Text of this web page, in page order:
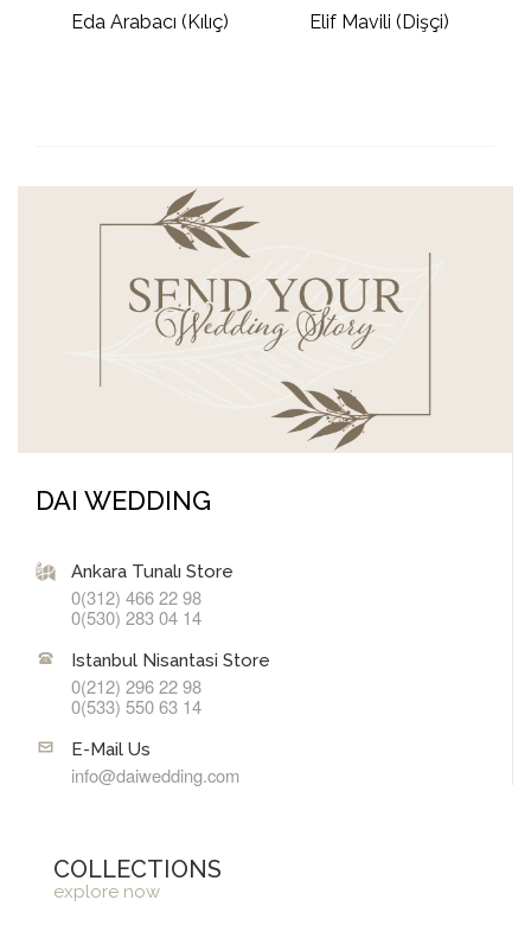
Eda Arabacı (Kılıç) Elif Mavili (Dişçi)
DAI WEDDING
Ankara Tunalı Store
0(312) 466 22 98
0(530) 283 04 14
Istanbul Nisantasi Store
0(212) 296 22 98
0(533) 550 63 14
E-Mail Us
info@daiwedding.com
COLLECTIONS
explore now